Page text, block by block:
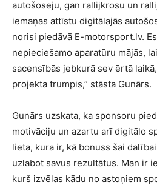
autošoseju, gan rallijkrosu un
iemaņas attīstu digitālajās
norisi piedāvā E-motorsport.lv.
nepieciešamo aparatūru mājās,
sacensībās jebkurā sev ērtā
projekta trumpis,” stāsta Gunārs.
Gunārs uzskata, ka sponsoru
motivāciju un azartu arī digitālo
lieta, kura ir, kā bonuss šai
uzlabot savus rezultātus. Man ir
kurš izvēlas kādu no astoņiem